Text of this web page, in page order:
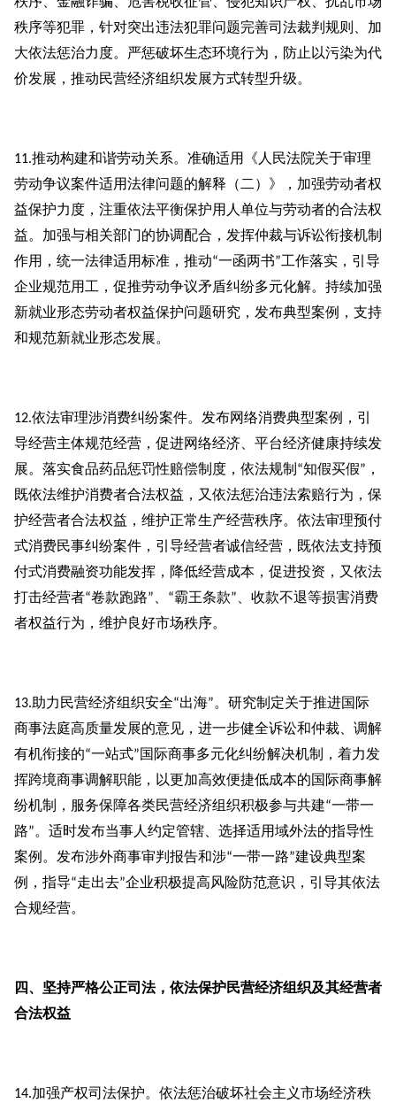
秩序等犯罪，针对突出违法犯罪问题完善司法裁判规则、加
大依法惩治力度。严惩破坏生态环境行为，防止以污染为代
价发展，推动民营经济组织发展方式转型升级。
11.推动构建和谐劳动关系。准确适用《人民法院关于审理
劳动争议案件适用法律问题的解释（二）》，加强劳动者权
益保护力度，注重依法平衡保护用人单位与劳动者的合法权
益。加强与相关部门的协调配合，发挥仲裁与诉讼衔接机制
作用，统一法律适用标准，推动“一函两书”工作落实，引导
企业规范用工，促推劳动争议矛盾纠纷多元化解。持续加强
新就业形态劳动者权益保护问题研究，发布典型案例，支持
和规范新就业形态发展。
12.依法审理涉消费纠纷案件。发布网络消费典型案例，引
导经营主体规范经营，促进网络经济、平台经济健康持续发
展。落实食品药品惩罚性赔偿制度，依法规制 “知假买假” ，
既依法维护消费者合法权益，又依法惩治违法索赔行为，保
护经营者合法权益，维护正常生产经营秩序。依法审理预付
式消费民事纠纷案件，引导经营者诚信经营，既依法支持预
付式消费融资功能发挥，降低经营成本，促进投资，又依法
打击经营者“卷款跑路”、 “霸王条款”、收款不退等损害消费
者权益行为，维护良好市场秩序。
13.助力民营经济组织安全“出海”。研究制定关于推进国际
商事法庭高质量发展的意见，进一步健全诉讼和仲裁、调解
有机衔接的“一站式”国际商事多元化纠纷解决机制，着力发
挥跨境商事调解职能，以更加高效便捷低成本的国际商事解
纷机制，服务保障各类民营经济组织积极参与共建“一带一
路”。适时发布当事人约定管辖、选择适用域外法的指导性
案例。发布涉外商事审判报告和涉“一带一路”建设典型案
例，指导“走出去”企业积极提高风险防范意识，引导其依法
合规经营。
四、坚持严格公正司法，依法保护民营经济组织及其经营者
合法权益
14.加强产权司法保护。依法惩治破坏社会主义市场经济秩